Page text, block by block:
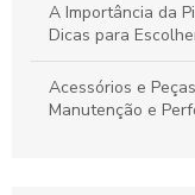
A Importância da
Dicas para
Acessórios e
Manutenção e